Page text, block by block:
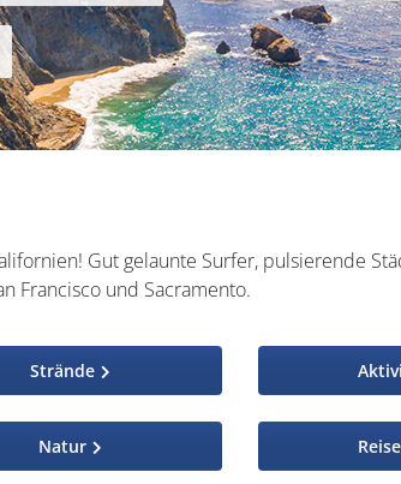
Gut gelaunte Surfer, pulsierende
Francisco und Sacramento.
Strände
Natur